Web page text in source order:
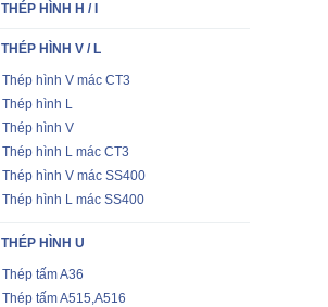
THÉP HÌNH H / I
THÉP HÌNH V / L
Thép hình V mác CT3
Thép hình L
Thép hình V
Thép hình L mác CT3
Thép hình V mác SS400
Thép hình L mác SS400
THÉP HÌNH U
Thép tấm A36
Thép tấm A515,A516